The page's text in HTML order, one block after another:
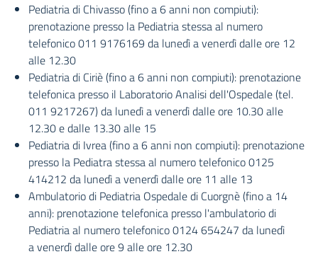
Pediatria di Chivasso (fino a 6 anni non compiuti):
prenotazione presso la Pediatria stessa al numero
telefonico 011 9176169 da lunedì a venerdì dalle ore 12
alle 12.30
Pediatria di Ciriè (fino a 6 anni non compiuti): prenotazione
telefonica presso il Laboratorio Analisi dell'Ospedale (tel.
011 9217267) da lunedì a venerdì dalle ore 10.30 alle
12.30 e dalle 13.30 alle 15
Pediatria di Ivrea (fino a 6 anni non compiuti): prenotazione
presso la Pediatra stessa al numero telefonico 0125
414212 da lunedì a venerdì dalle ore 11 alle 13
Ambulatorio di Pediatria Ospedale di Cuorgnè (fino a 14
anni): prenotazione telefonica presso l'ambulatorio di
Pediatria al numero telefonico 0124 654247 da lunedì
a venerdì dalle ore 9 alle ore 12.30